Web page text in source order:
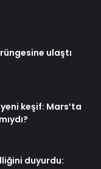
ulaştı
keşif: Mars’ta
duyurdu: